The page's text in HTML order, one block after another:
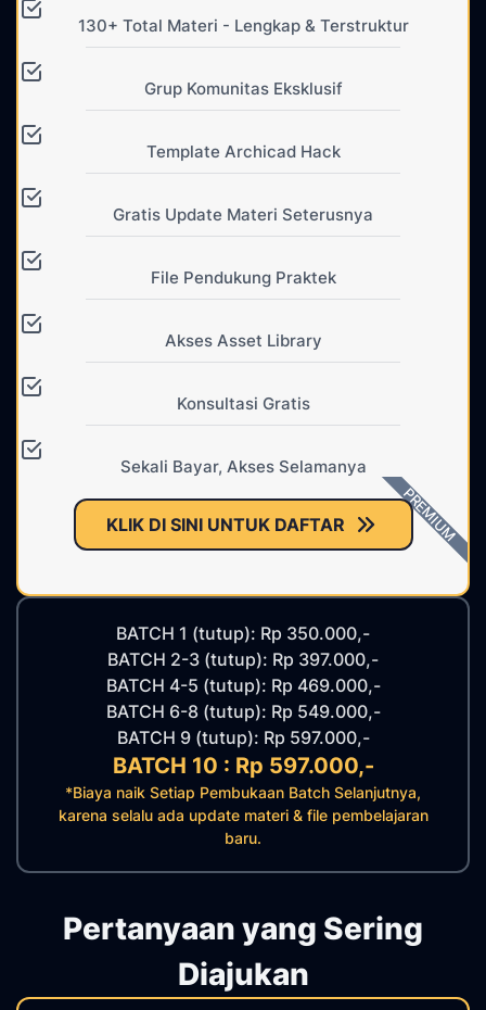
130+ Total Materi - Lengkap & Terstruktur
Grup Komunitas Eksklusif
Template Archicad Hack
Gratis Update Materi Seterusnya
File Pendukung Praktek
Akses Asset Library
Konsultasi Gratis
Sekali Bayar, Akses Selamanya
PREMIUM
KLIK DI SINI UNTUK DAFTAR
BATCH 1 (tutup): Rp 350.000,-
BATCH 2-3 (tutup): Rp 397.000,-
BATCH 4-5 (tutup): Rp 469.000,-
BATCH 6-8 (tutup): Rp 549.000,-
BATCH 9 (tutup): Rp 597.000,-
BATCH 10 : Rp 597.000,-
*Biaya naik Setiap Pembukaan Batch Selanjutnya,
karena selalu ada update materi & file pembelajaran
baru.
Pertanyaan yang Sering
Diajukan